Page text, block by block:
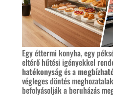
Egy éttermi konyha, egy
eltérő hűtési igényekkel
hatékonyságés a
végleges döntés
befolyásolják a beruházás